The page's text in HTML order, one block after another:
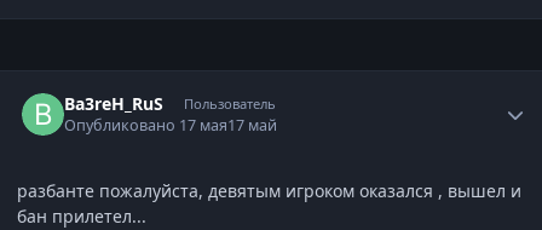
Ba3reH_RuS Пользователь
Опубликовано 17 мая17 май
разбанте пожалуйста, девятым игроком оказался , вышел и
бан прилетел...